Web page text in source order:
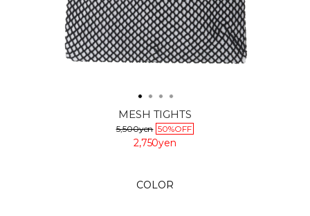
MESH TIGHTS
5,500yen 50%OFF
2,750yen
COLOR